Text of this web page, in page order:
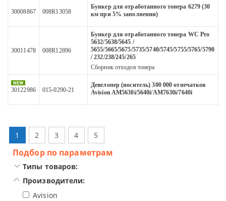
30008867 008R13058
Бункер для отработанного тонера 6279 (30
км при 5% заполнении)
30011478 008R12896
Бункер для отработанного тонера WC Pro
5632/5638/5645 /
5655/5665/5675/5735/5740/5745/5755/5765/5790
/ 232/238/245/265
Сборник отходов тонера
30122986 015-0290-21
Девелопер (носитель) 300 000 отпечатков
Avision AM5630i/5640i/AM7630i/7640i
1 2 3 4 5
Подбор по параметрам
Типы товаров:
Производители:
Avision